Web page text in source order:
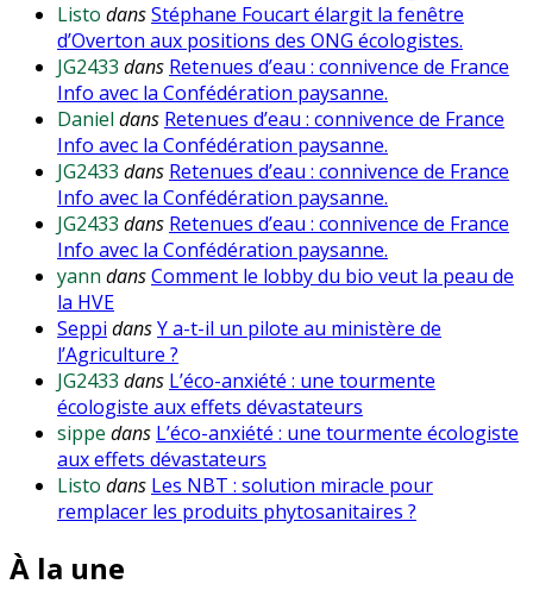
Listo dansStéphane Foucart élargit la fenêtre
d’Overton aux positions des ONG écologistes.
JG2433 dans Retenues d’eau : connivence de France
Info avec la Confédération paysanne.
Daniel dans Retenues d’eau : connivence de France
Info avec la Confédération paysanne.
JG2433 dans Retenues d’eau : connivence de France
Info avec la Confédération paysanne.
JG2433 dans Retenues d’eau : connivence de France
Info avec la Confédération paysanne.
yann dansComment le lobby du bio veut la peau de
la HVE
Seppi dansY a-t-il un pilote au ministère de
l’Agriculture ?
JG2433 dans L’éco-anxiété : une tourmente
écologiste aux effets dévastateurs
sippe dans L’éco-anxiété : une tourmente écologiste
aux effets dévastateurs
Listo dans Les NBT : solution miracle pour
remplacer les produits phytosanitaires ?
À la une